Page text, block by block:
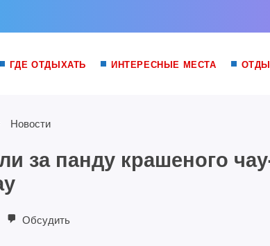
ГДЕ ОТДЫХАТЬ ИНТЕРЕСНЫЕ МЕСТА
Новости
за панду крашеного
Обсудить